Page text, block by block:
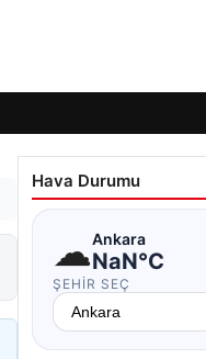
Hava Durumu
☁Ankara
NaN°C
ŞEHIR SEÇ